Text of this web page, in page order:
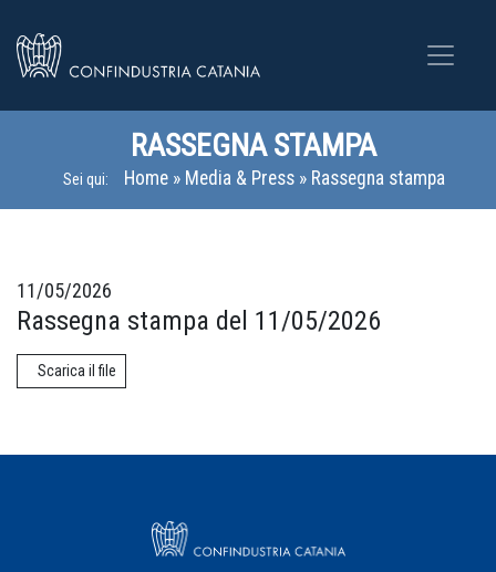
RASSEGNA STAMPA
Sei qui: Home» Media & Press» Rassegna stampa
11/05/2026
Rassegna stampa del 11/05/2026
Scarica il file